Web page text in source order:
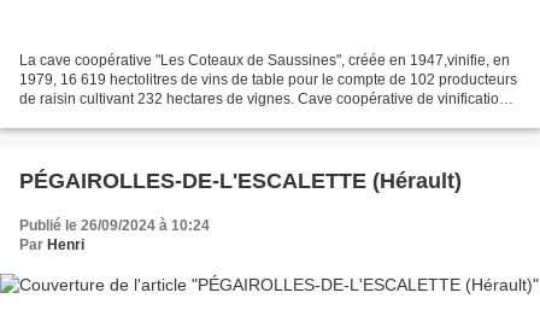
La cave coopérative "Les Coteaux de Saussines", créée en 1947,vinifie, en
1979, 16 619 hectolitres de vins de table pour le compte de 102 producteurs
de raisin cultivant 232 hectares de vignes. Cave coopérative de vinification
PÉGAIROLLES-DE-L'ESCALETTE (Hérault)
Publié le 26/09/2024 à 10:24
Par Henri